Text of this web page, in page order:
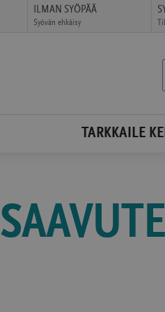
TARKKAILE
ILMAN SYÖPÄÄ
Syövän ehkäisy